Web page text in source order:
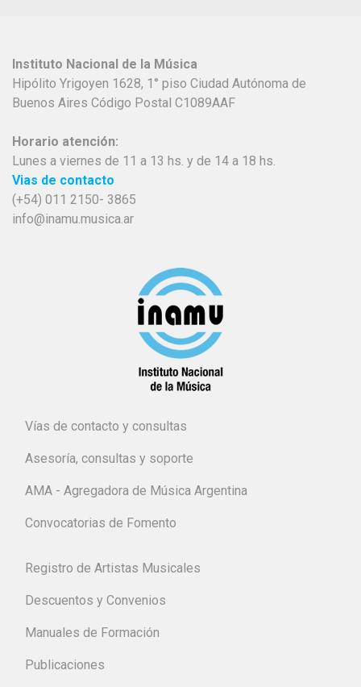
Instituto Nacional de la Música
Hipólito Yrigoyen 1628, 1° piso Ciudad Autónoma de
Buenos Aires Código Postal C1089AAF
Horario atención:
Lunes a viernes de 11 a 13 hs. y de 14 a 18 hs.
Vias de contacto
(+54) 011 2150- 3865
info@inamu.musica.ar
Vías de contacto y consultas
Asesoría, consultas y soporte
AMA - Agregadora de Música Argentina
Convocatorias de Fomento
Registro de Artistas Musicales
Descuentos y Convenios
Manuales de Formación
Publicaciones